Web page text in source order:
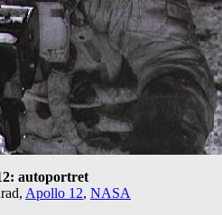
autoportret
Apollo 12, NASA